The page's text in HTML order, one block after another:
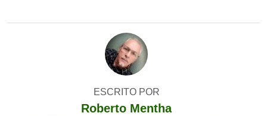
ESCRITO POR
Roberto Mentha